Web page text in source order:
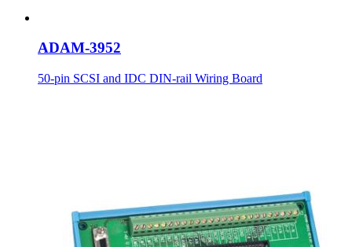
ADAM-3952
50-pin SCSI and IDC DIN-rail Wiring Board